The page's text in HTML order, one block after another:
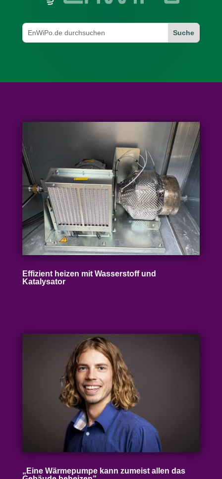
Effizient heizen mit Wasser­stoff und
Katalysator
„ Eine Wärme­pumpe kann zumeist allen das